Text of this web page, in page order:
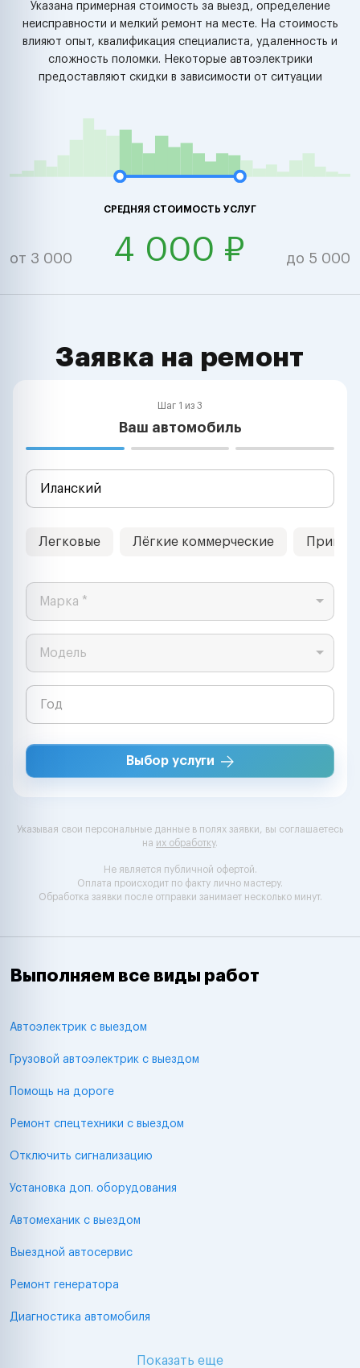
Указана примерная стоимость за выезд, определение
неисправности и мелкий ремонт на месте. На стоимость
влияют опыт, квалификация специалиста, удаленность и
сложность поломки. Некоторые автоэлектрики
предоставляют скидки в зависимости от ситуации
СРЕДНЯЯ СТОИМОСТЬ УСЛУГ
от 3 000 4 000 ₽ до 5 000
Заявка на ремонт
Шаг 1 из 3
Ваш автомобиль
Легковые Лёгкие коммерческие
Марка *
Модель
Выбор услуги
Указывая свои персональные данные в полях заявки, вы соглашаетесь
на их обработку.
Не является публичной офертой.
Оплата происходит по факту лично мастеру.
Обработка заявки после отправки занимает несколько минут.
Выполняем все виды работ
Автоэлектрик с выездом
Грузовой автоэлектрик с выездом
Помощь на дороге
Ремонт спецтехники с выездом
Отключить сигнализацию
Установка доп. оборудования
Автомеханик с выездом
Выездной автосервис
Ремонт генератора
Диагностика автомобиля
Показать еще